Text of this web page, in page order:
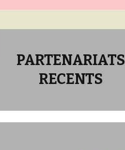
PARTENARIATS
RECENTS